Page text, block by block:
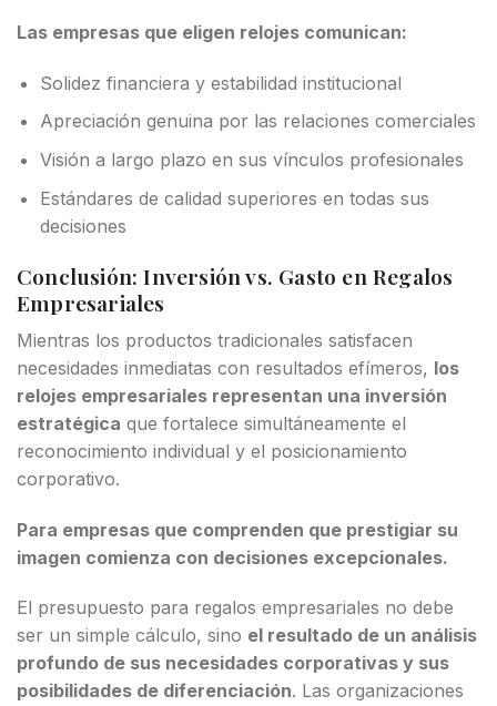
Las empresas que eligen relojes comunican:
Solidez financiera y estabilidad institucional
Apreciación genuina por las relaciones comerciales
Visión a largo plazo en sus vínculos profesionales
Estándares de calidad superiores en todas sus
decisiones
Conclusión: Inversión vs. Gasto en Regalos
Empresariales
Mientras los productos tradicionales satisfacen
necesidades inmediatas con resultados efímeros, los
relojes empresariales representan una inversión
estratégica que fortalece simultáneamente el
reconocimiento individual y el posicionamiento
corporativo.
Para empresas que comprenden que prestigiar su
imagen comienza con decisiones excepcionales.
El presupuesto para regalos empresariales no debe
ser un simple cálculo, sino el resultado de un análisis
profundo de sus necesidades corporativas y sus
posibilidades de diferenciación. Las organizaciones